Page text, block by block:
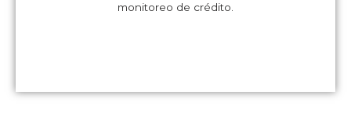
monitoreo de crédito.